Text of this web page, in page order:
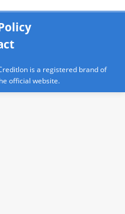
is a registered brand of
official website.